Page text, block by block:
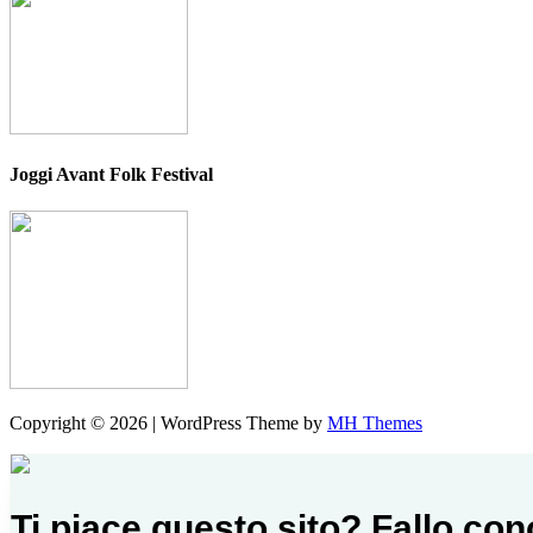
Joggi Avant Folk Festival
Copyright © 2026 | WordPress Theme by MH Themes